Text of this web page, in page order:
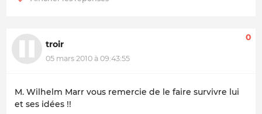
troir
05 mars 2010 à 09:43:55
0
M. Wilhelm Marr vous remercie de le faire survivre lui
et ses idées !!